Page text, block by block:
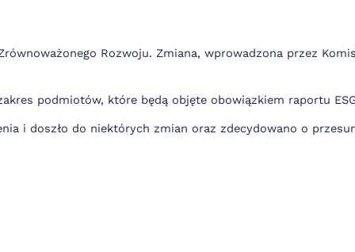
Rozwoju. Zmiana, wprowadzona przez
podmiotów, które będą objęte obowiązkiem raportu
i doszło do niektórych zmian oraz zdecydowano o